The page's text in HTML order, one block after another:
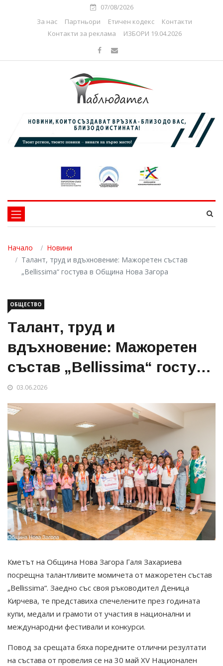
07/08/2026
За нас
Партньори Етичен кодекс
Контакти
Контакти за реклама
ИЗБОРИ 19.04.2026
Начало
Новини
Талант, труд и вдъхновение: Мажоретен състав
„Bellissima“ гостува в Община Нова Загора
ОБЩЕСТВО
Талант, труд и
вдъхновение: Мажоретен
състав „Bellissima“ гостува
в Община Нова Загора
03.06.2026
Кметът на Община Нова Загора Галя Захариева
посрещна талантливите момичета от мажоретен състав
„Bellissima“. Заедно със своя ръководител Деница
Кирчева, те представиха спечелените през годината
купи, медали и грамоти от участия в национални и
международни фестивали и конкурси.
Повод за срещата бяха поредните отлични резултати
на състава от провелия се на 30 май XV Национален